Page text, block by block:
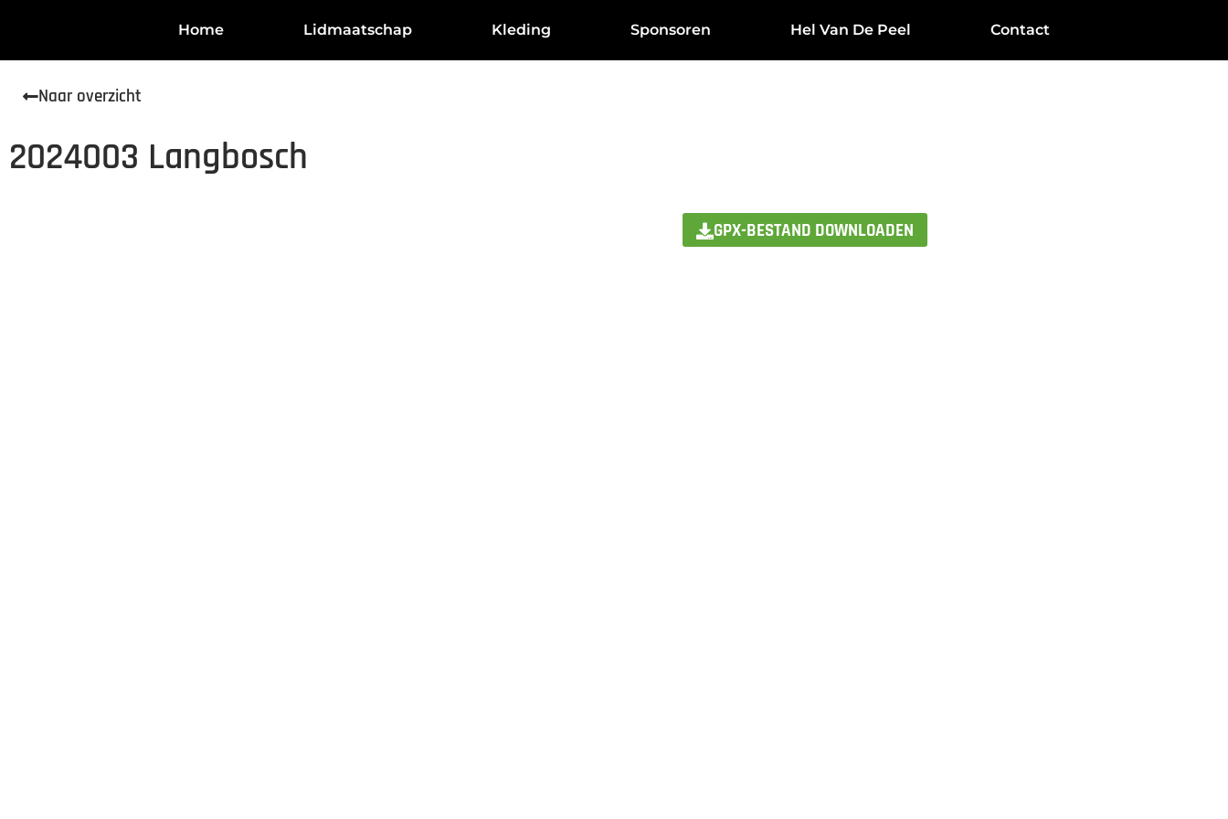
Home Lidmaatschap Kleding Sponsoren Hel Van De Peel Contact
Naar overzicht
2024003 Langbosch
GPX-BESTAND DOWNLOADEN